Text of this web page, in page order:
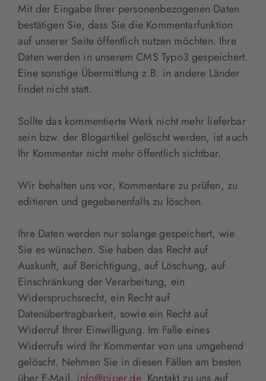
Mit der Eingabe Ihrer personenbezogenen Daten
bestätigen Sie, dass Sie die Kommentarfunktion
auf unserer Seite öffentlich nutzen möchten. Ihre
Daten werden in unserem CMS Typo3 gespeichert.
Eine sonstige Übermittlung z.B. in andere Länder
findet nicht statt.
Sollte das kommentierte Werk nicht mehr lieferbar
sein bzw. der Blogartikel gelöscht werden, ist auch
Ihr Kommentar nicht mehr öffentlich sichtbar.
Wir behalten uns vor, Kommentare zu prüfen, zu
editieren und gegebenenfalls zu löschen.
Ihre Daten werden nur solange gespeichert, wie
Sie es wünschen. Sie haben das Recht auf
Auskunft, auf Berichtigung, auf Löschung, auf
Einschränkung der Verarbeitung, ein
Widerspruchsrecht, ein Recht auf
Datenübertragbarkeit, sowie ein Recht auf
Widerruf Ihrer Einwilligung. Im Falle eines
Widerrufs wird Ihr Kommentar von uns umgehend
gelöscht. Nehmen Sie in diesen Fällen am besten
über E-Mail, info@piper.de, Kontakt zu uns auf.